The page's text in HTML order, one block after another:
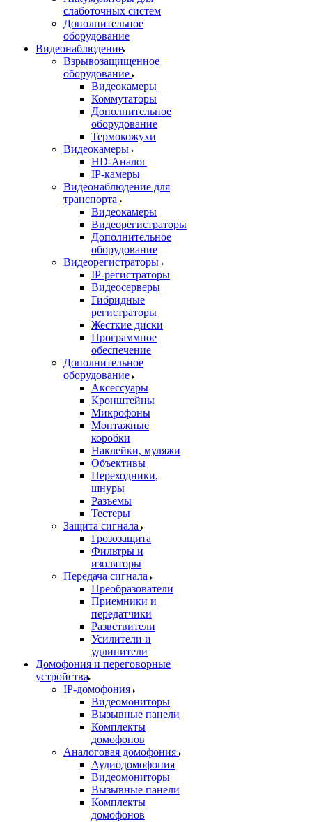
слаботочных систем
Дополнительное
оборудование
Видеонаблюдение
Взрывозащищенное
оборудование
Видеокамеры
Коммутаторы
Дополнительное
оборудование
Термокожухи
Видеокамеры
HD-Аналог
IP-камеры
Видеонаблюдение для
транспорта
Видеокамеры
Видеорегистраторы
Дополнительное
оборудование
Видеорегистраторы
IP-регистраторы
Видеосерверы
Гибридные
регистраторы
Жесткие диски
Программное
обеспечение
Дополнительное
оборудование
Аксессуары
Кронштейны
Микрофоны
Монтажные
коробки
Наклейки, муляжи
Объективы
Переходники,
шнуры
Разъемы
Тестеры
Защита сигнала
Грозозащита
Фильтры и
изоляторы
Передача сигнала
Преобразователи
Приемники и
передатчики
Разветвители
Усилители и
удлинители
Домофония и переговорные
устройства
IP-домофония
Видеомониторы
Вызывные панели
Комплекты
домофонов
Аналоговая домофония
Аудиодомофония
Видеомониторы
Вызывные панели
Комплекты
домофонов